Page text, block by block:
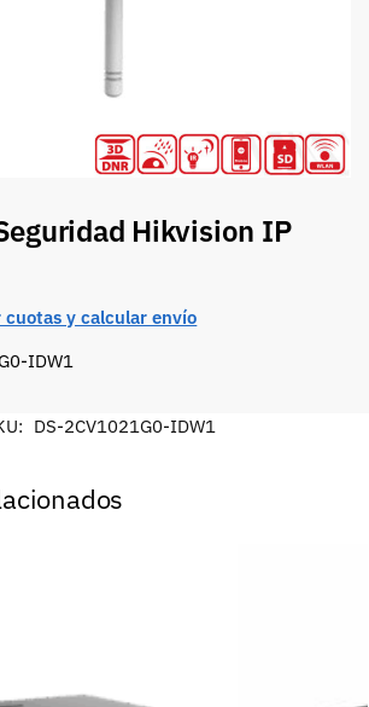
Hikvision IP
cuotas y calcular envío
IDW1
DS-2CV1021G0-IDW1